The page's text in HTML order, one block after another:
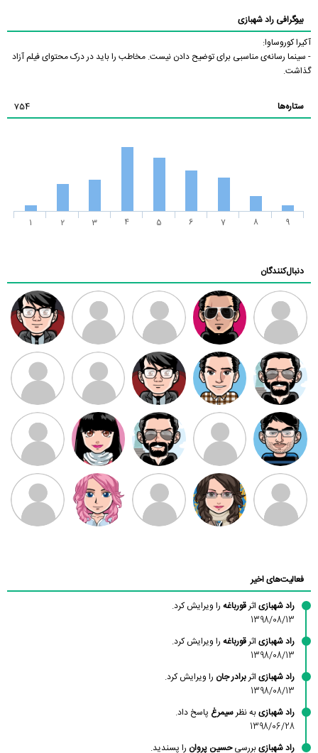
بیوگرافی راد شهبازی
آکیرا کوروساوا:
- سینما رسانه‌ی مناسبی برای توضیح دادن نیست. مخاطب را باید در درک محتوای فیلم آزاد
گذاشت.
ستاره‌ها 754
1 2 3 4 5 6 7 8 9
دنبال‌کنندگان
ممدرضا رضا کاظمی زهرا ~ ابتین
سید محمد
موسوی
مهدی فرهمند مهدی سلطانی داود رضیی
طرفدار میلی
بابی براون
کیوان کیانی
سامان راحمی امیردلتا امیروو ملیکا منتظری عارفه داستانپور
فعالیت‌های اخیر
راد شهبازی اثرقورباغه را ویرایش کرد.
1398/08/13
راد شهبازی اثرقورباغه را ویرایش کرد.
1398/08/13
راد شهبازی اثربرادر جان را ویرایش کرد.
1398/08/13
راد شهبازیبه نظرسیمرغ پاسخ داد.
1398/06/28
راد شهبازیبررسیحسین پروان را پسندید.